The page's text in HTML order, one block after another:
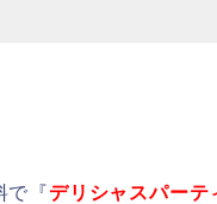
で『デリシャスパーテ